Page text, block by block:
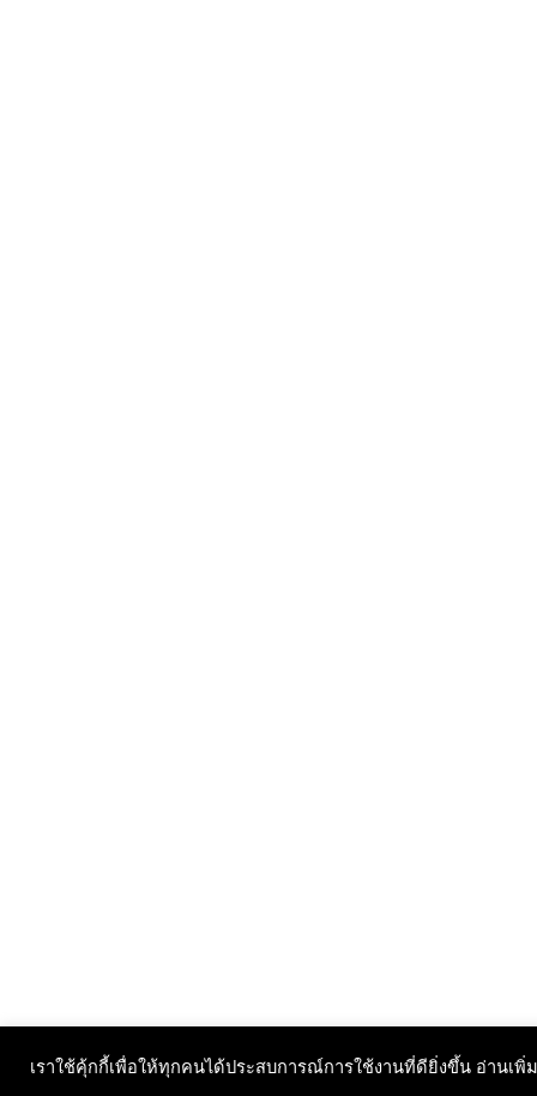
เราใช้คุ้กกี้เพื่อให้ทุกคนได้ประสบการณ์การใช้งานที่ดียิ่งขึ้น อ่านเพิ่